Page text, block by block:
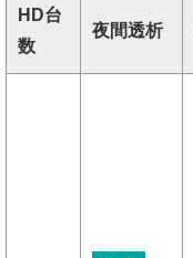
HD台
数
夜間透析